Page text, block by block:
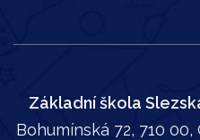
Základní škola
Bohumínská 72, 710